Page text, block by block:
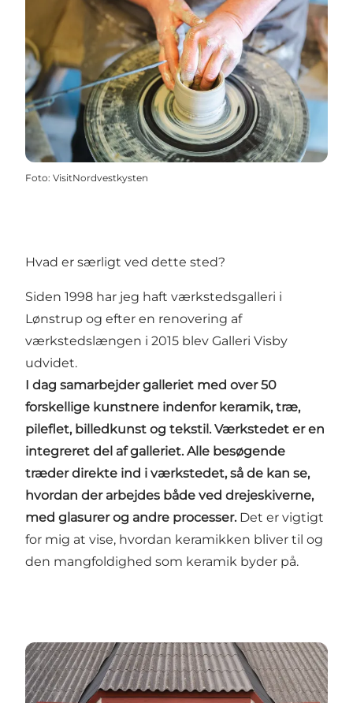
Foto: VisitNordvestkysten
Hvad er særligt ved dette sted?
Siden 1998 har jeg haft værkstedsgalleri i
Lønstrup og efter en renovering af
værkstedslængen i 2015 blev Galleri Visby
udvidet.
I dag samarbejder galleriet med over 50
forskellige kunstnere indenfor keramik, træ,
pileflet, billedkunst og tekstil. Værkstedet er en
integreret del af galleriet. Alle besøgende
træder direkte ind i værkstedet, så de kan se,
hvordan der arbejdes både ved drejeskiverne,
med glasurer og andre processer. Det er vigtigt
for mig at vise, hvordan keramikken bliver til og
den mangfoldighed som keramik byder på.